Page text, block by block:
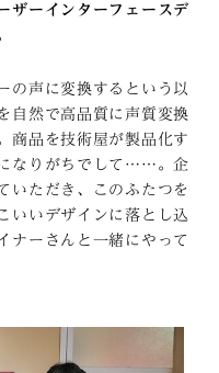
ザーインターフェースデ
の声に変換するという以
自然で高品質に声質変換
商品を技術屋が製品化す
なりがちでして……。企
いただき、このふたつを
いいデザインに落とし込
ナーさんと一緒にやって